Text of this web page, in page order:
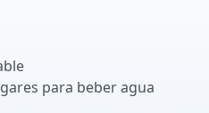
para beber agua